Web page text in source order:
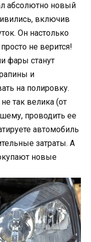
абсолютно новый
включив
Он настолько
не верится!
фары станут
и
на полировку.
так велика (от
проводить ее
автомобиль
затраты. А
новые